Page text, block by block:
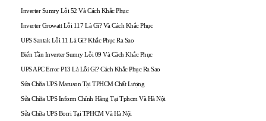
Inverter Sumry Lỗi 52 Và Cách Khắc Phục
Inverter Growatt Lỗi 117 Là Gì? Và Cách Khắc Phục
UPS Santak Lỗi 11 Là Gì? Khắc Phục Ra Sao
Biến Tần Inverter Sumry Lỗi 09 Và Cách Khắc Phục
UPS APC Error P13 Là Lỗi Gì? Cách Khắc Phục Ra Sao
Sửa Chữa UPS Maruson Tại TPHCM Chất Lượng
Sửa Chữa UPS Inform Chính Hãng Tại Tphcm Và Hà Nội
Sửa Chữa UPS Borri Tại TPHCM Và Hà Nội